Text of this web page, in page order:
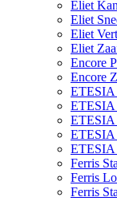
Eliet
Eliet
Eliet
Eliet
Encore
Encore
ETESIA
ETESIA
ETESIA
ETESIA
ETESIA
Ferris
Ferris
Ferris